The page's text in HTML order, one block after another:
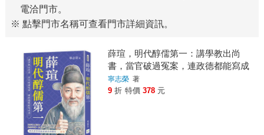
電洽門市。
※ 點擊門市名稱可查看門市詳細資訊。
薛瑄，明代醇儒第一：講學教出尚
書，當官破過冤案，連政德都能寫成
書！
寧志榮 著
9 折 特價 378 元